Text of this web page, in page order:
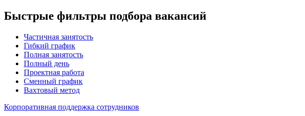
Быстрые фильтры подбора вакансий
Частичная занятость
Гибкий график
Полная занятость
Полный день
Проектная работа
Сменный график
Вахтовый метод
Корпоративная поддержка сотрудников